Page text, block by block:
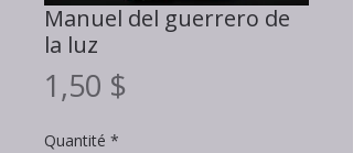
Manuel del guerrero de
la luz
1,50 $
Quantité *